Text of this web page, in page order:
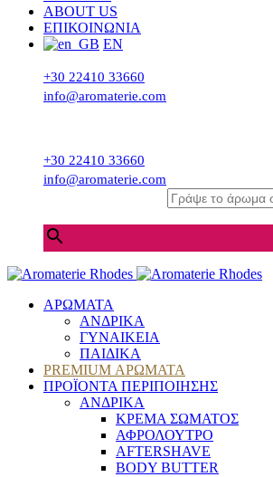
ABOUT US
ΕΠΙΚΟΙΝΩΝΙΑ
EN
+30 22410 33660
info@aromaterie.com
+30 22410 33660
info@aromaterie.com
ΑΡΩΜΑΤΑ
ΑΝΔΡΙΚΑ
ΓΥΝΑΙΚΕΙΑ
ΠΑΙΔΙΚΑ
PREMIUM ΑΡΩΜΑΤΑ
ΠΡΟΪΟΝΤΑ ΠΕΡΙΠΟΙΗΣΗΣ
ΑΝΔΡΙΚΑ
ΚΡΕΜΑ ΣΩΜΑΤΟΣ
ΑΦΡΟΛΟΥΤΡΟ
AFTERSHAVE
BODY BUTTER